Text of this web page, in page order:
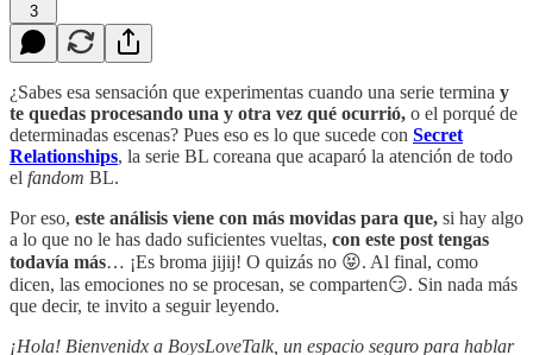
3
¿Sabes esa sensación que experimentas cuando una serie termina y
te quedas procesando una y otra vez qué ocurrió, o el porqué de
determinadas escenas? Pues eso es lo que sucede con Secret
Relationships, la serie BL coreana que acaparó la atención de todo
el fandom BL.
Por eso, este análisis viene con más movidas para que, si hay algo
a lo que no le has dado suficientes vueltas, con este post tengas
todavía más… ¡Es broma jijij! O quizás no 😝. Al final, como
dicen, las emociones no se procesan, se comparten😏. Sin nada más
que decir, te invito a seguir leyendo.
¡Hola! Bienvenidx a BoysLoveTalk, un espacio seguro para hablar